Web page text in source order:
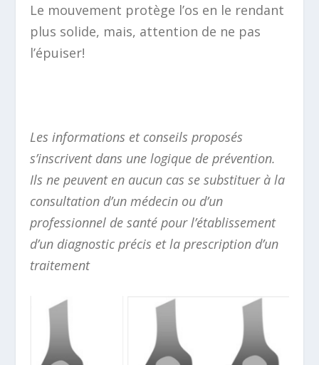
Le mouvement protège l’os en le rendant
plus solide, mais, attention de ne pas
l’épuiser!
Les informations et conseils proposés
s’inscrivent dans une logique de prévention.
Ils ne peuvent en aucun cas se substituer à la
consultation d’un médecin ou d’un
professionnel de santé pour l’établissement
d’un diagnostic précis et la prescription d’un
traitement